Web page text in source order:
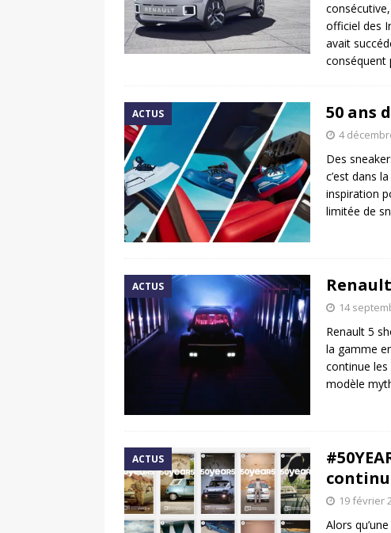
officiel des
avait
conséquent
ACTUS 50 ans
4
Des
c’est dans
inspiration
limitée de
ACTUS
14
Renault 5
la gamme
continue
modèle
ACTUS
19 février
Alors